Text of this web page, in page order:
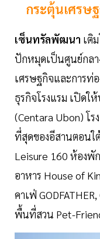
กระตุ้นเศรษ
เซ็นทรัลพัฒนา เติ
ปักหมุดเป็นศูนย์กลา
เศรษฐกิจและการท่
ธุรกิจโรงแรม เปิดใ
(Centara Ubon) โ
ที่สุดของอีสานตอนใ
Leisure 160 ห้องพั
อาหาร House of
คาเฟ่
พื้นที่สวน Pet-